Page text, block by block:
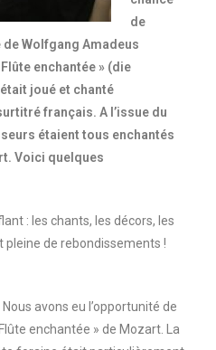
de
Wolfgang Amadeus
enchantée » (die
joué et chanté
français. A l’issue du
étaient tous enchantés
Voici quelques
: les chants, les décors, les
pleine de rebondissements !
avons eu l’opportunité de
enchantée » de Mozart. La